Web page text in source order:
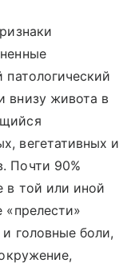
внизу живота в
вегетативных и
Почти 90%
той или иной
«прелести»
головные боли,